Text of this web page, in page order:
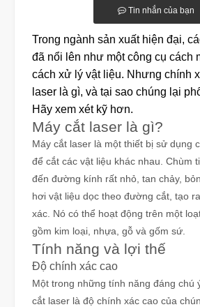
Tin nhắn của bạn
Trong ngành sản xuất hiện đại,
đã nổi lên như một công cụ cách
cách xử lý vật liệu. Nhưng chính
laser là gì, và tại sao chúng lại
Hãy xem xét kỹ hơn.
Máy cắt laser là gì?
Máy cắt laser là một thiết bị sử dụng
để cắt các vật liệu khác nhau. Chùm
đến đường kính rất nhỏ, tan chảy,
hơi vật liệu dọc theo đường cắt, tạo
xác. Nó có thể hoạt động trên một
gồm kim loại, nhựa, gỗ và gốm sứ.
Tính năng và lợi thế
Độ chính xác cao
Một trong những tính năng đáng chú
cắt laser là độ chính xác cao của